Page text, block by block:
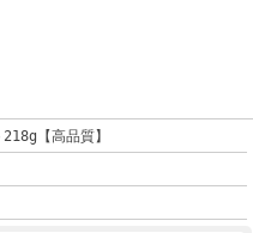
【高品質】